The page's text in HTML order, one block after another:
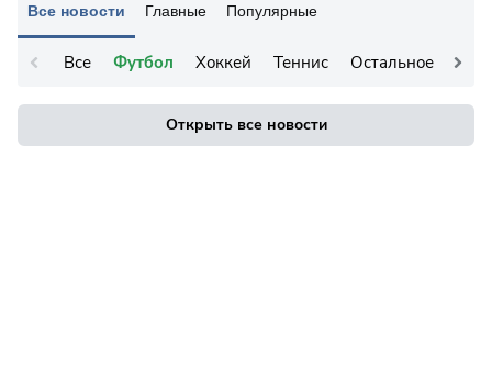
Все новости Главные Популярные
Все Футбол Хоккей Теннис Остальное
Открыть все новости